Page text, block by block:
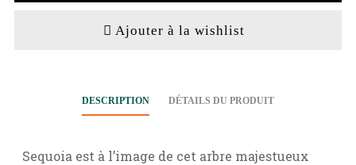
Ajouter à la wishlist
DESCRIPTION DÉTAILS DU PRODUIT
Sequoia est à l’image de cet arbre majestueux